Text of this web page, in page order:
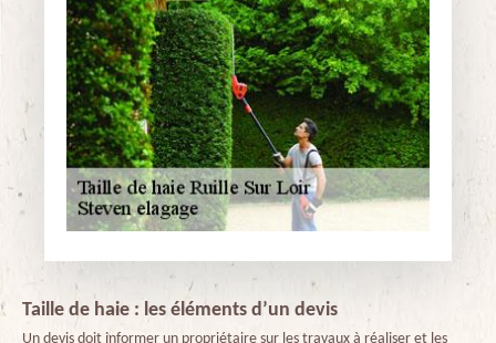
Taille de haie : les éléments d’un devis
Un devis doit informer un propriétaire sur les travaux à réaliser et les